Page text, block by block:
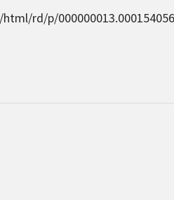
rd/p/